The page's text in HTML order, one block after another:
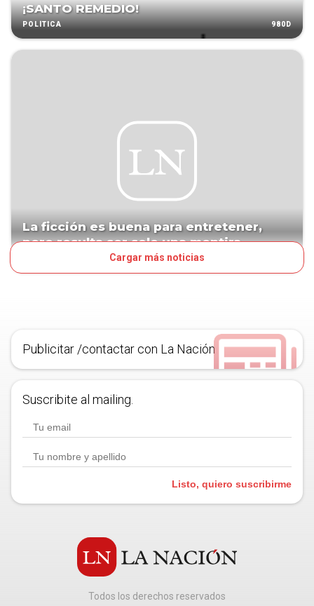
¡SANTO REMEDIO!
POLÍTICA 980D
La ficción es buena para entretener,
pero resulta ser solo una mentira
Cargar más noticias
Publicitar /contactar con La Nación
Suscribite al mailing.
Listo, quiero suscribirme
Todos los derechos reservados